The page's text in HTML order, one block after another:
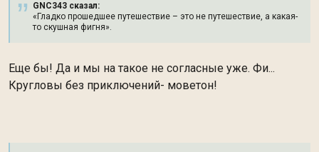
GNC343 сказал:
«Гладко прошедшее путешествие – это не путешествие, а какая-
то скушная фигня».
Еще бы! Да и мы на такое не согласные уже. Фи...
Кругловы без приключений- моветон!